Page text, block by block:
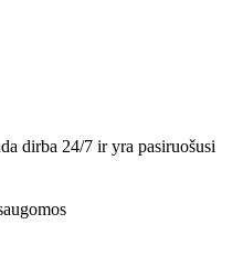
dirba 24/7 ir yra pasiruošusi